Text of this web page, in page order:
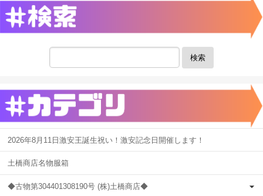
検索
2026年8月11日激安王誕生祝い！激安記念日開催します！
土橋商店名物服箱
◆古物第304401308190号 (株)土橋商店◆